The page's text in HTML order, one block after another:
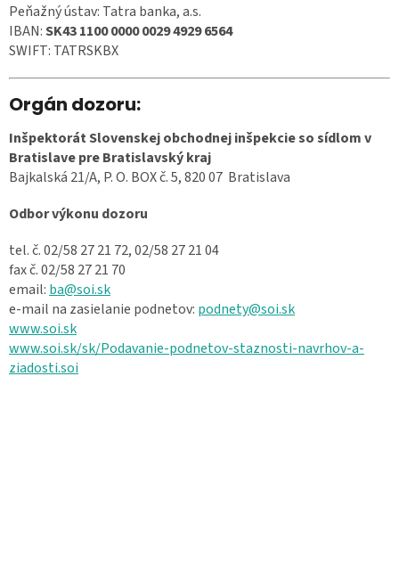
Peňažný ústav: Tatra banka, a.s.
IBAN:SK43 1100 0000 0029 4929 6564
SWIFT: TATRSKBX
Orgán dozoru:
Inšpektorát Slovenskej obchodnej inšpekcie so sídlom v
Bratislave pre Bratislavský kraj
Bajkalská 21/A, P. O. BOX č. 5, 820 07 Bratislava
Odbor výkonu dozoru
tel. č. 02/58 27 21 72, 02/58 27 21 04
fax č. 02/58 27 21 70
email: ba@soi.sk
e-mail na zasielanie podnetov: podnety@soi.sk
www.soi.sk
www.soi.sk/sk/Podavanie‐podnetov‐staznosti‐navrhov‐a‐
ziadosti.soi